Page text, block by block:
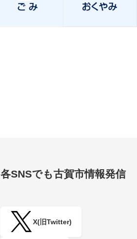
各SNSでも古賀市情報発信
X(旧Twitter)